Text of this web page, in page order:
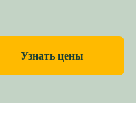
Узнать цены